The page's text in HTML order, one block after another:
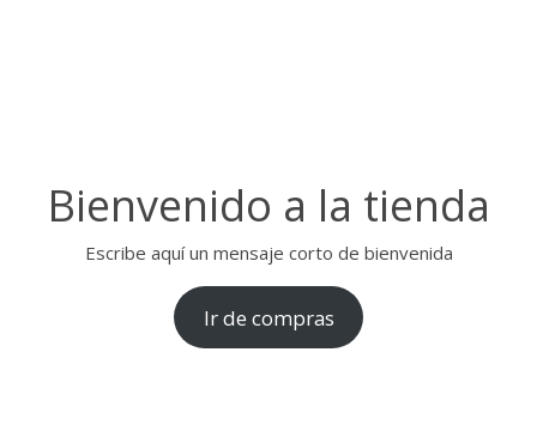
Bienvenido a la tienda
Escribe aquí un mensaje corto de bienvenida
Ir de compras